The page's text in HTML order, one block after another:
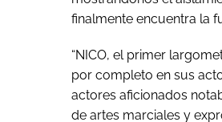
finalmente encuentra la
“NICO, el primer
por completo en sus
actores aficionados
de artes marciales y